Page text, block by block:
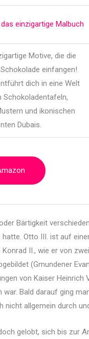
einzigartige Malbuch
Motive, die die
einfangen!
dich in eine Welt
Schokoladentafeln,
und ikonischen
Dubais.
Bärtigkeit
Otto III. ist auf
II., wie er von
(Gmundener
von Kaiser Heinrich
Bald darauf ging
allgemein durch
gelobt, sich bis zur